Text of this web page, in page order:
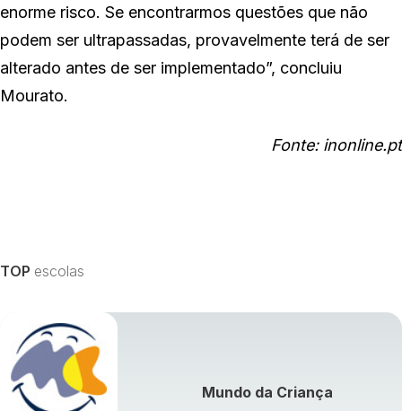
enorme risco. Se encontrarmos questões que não
podem ser ultrapassadas, provavelmente terá de ser
alterado antes de ser implementado”, concluiu
Mourato.
Fonte: inonline.pt
TOP escolas
Mundo da Criança